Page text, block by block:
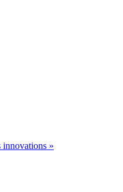
innovations »